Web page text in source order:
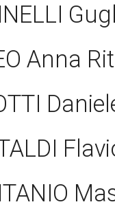
Anna